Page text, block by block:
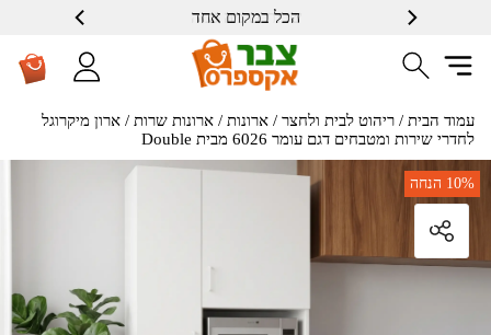
הכל במקום אחד
שרות ברמה גבוה
עמוד הבית / ריהוט לבית ולחצר / ארונות / ארונות שרות / ארון מיקרוגל
לחדרי שירות ומטבחים דגם עומר 6026 מבית Double
10% הנחה